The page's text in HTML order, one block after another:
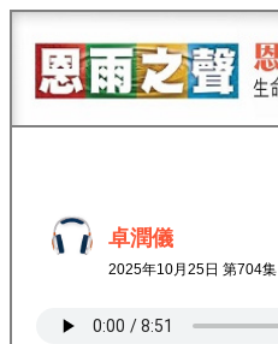
卓潤儀
2025年10月25日 第704集